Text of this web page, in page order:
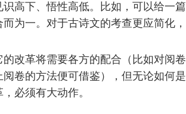
高下、悟性高低。比如，可以给一篇
为一。对于古诗文的考查更应简化，
改革将需要各方的配合（比如对阅卷
卷的方法便可借鉴），但无论如何是
必须有大动作。